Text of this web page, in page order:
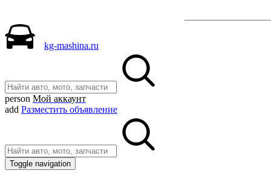
kg-mashina.ru
person Мой аккаунт
add Разместить объявление
Toggle navigation